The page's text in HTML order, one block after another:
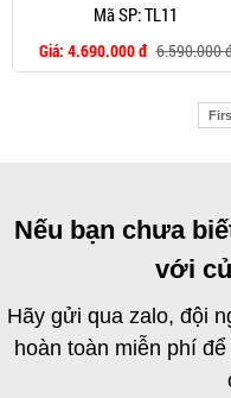
Mã SP: TL11
Giá: 4.690.000 đ 6.590.000
Nếu bạn chưa
với
Hãy gửi qua zalo, đội
hoàn toàn miễn phí